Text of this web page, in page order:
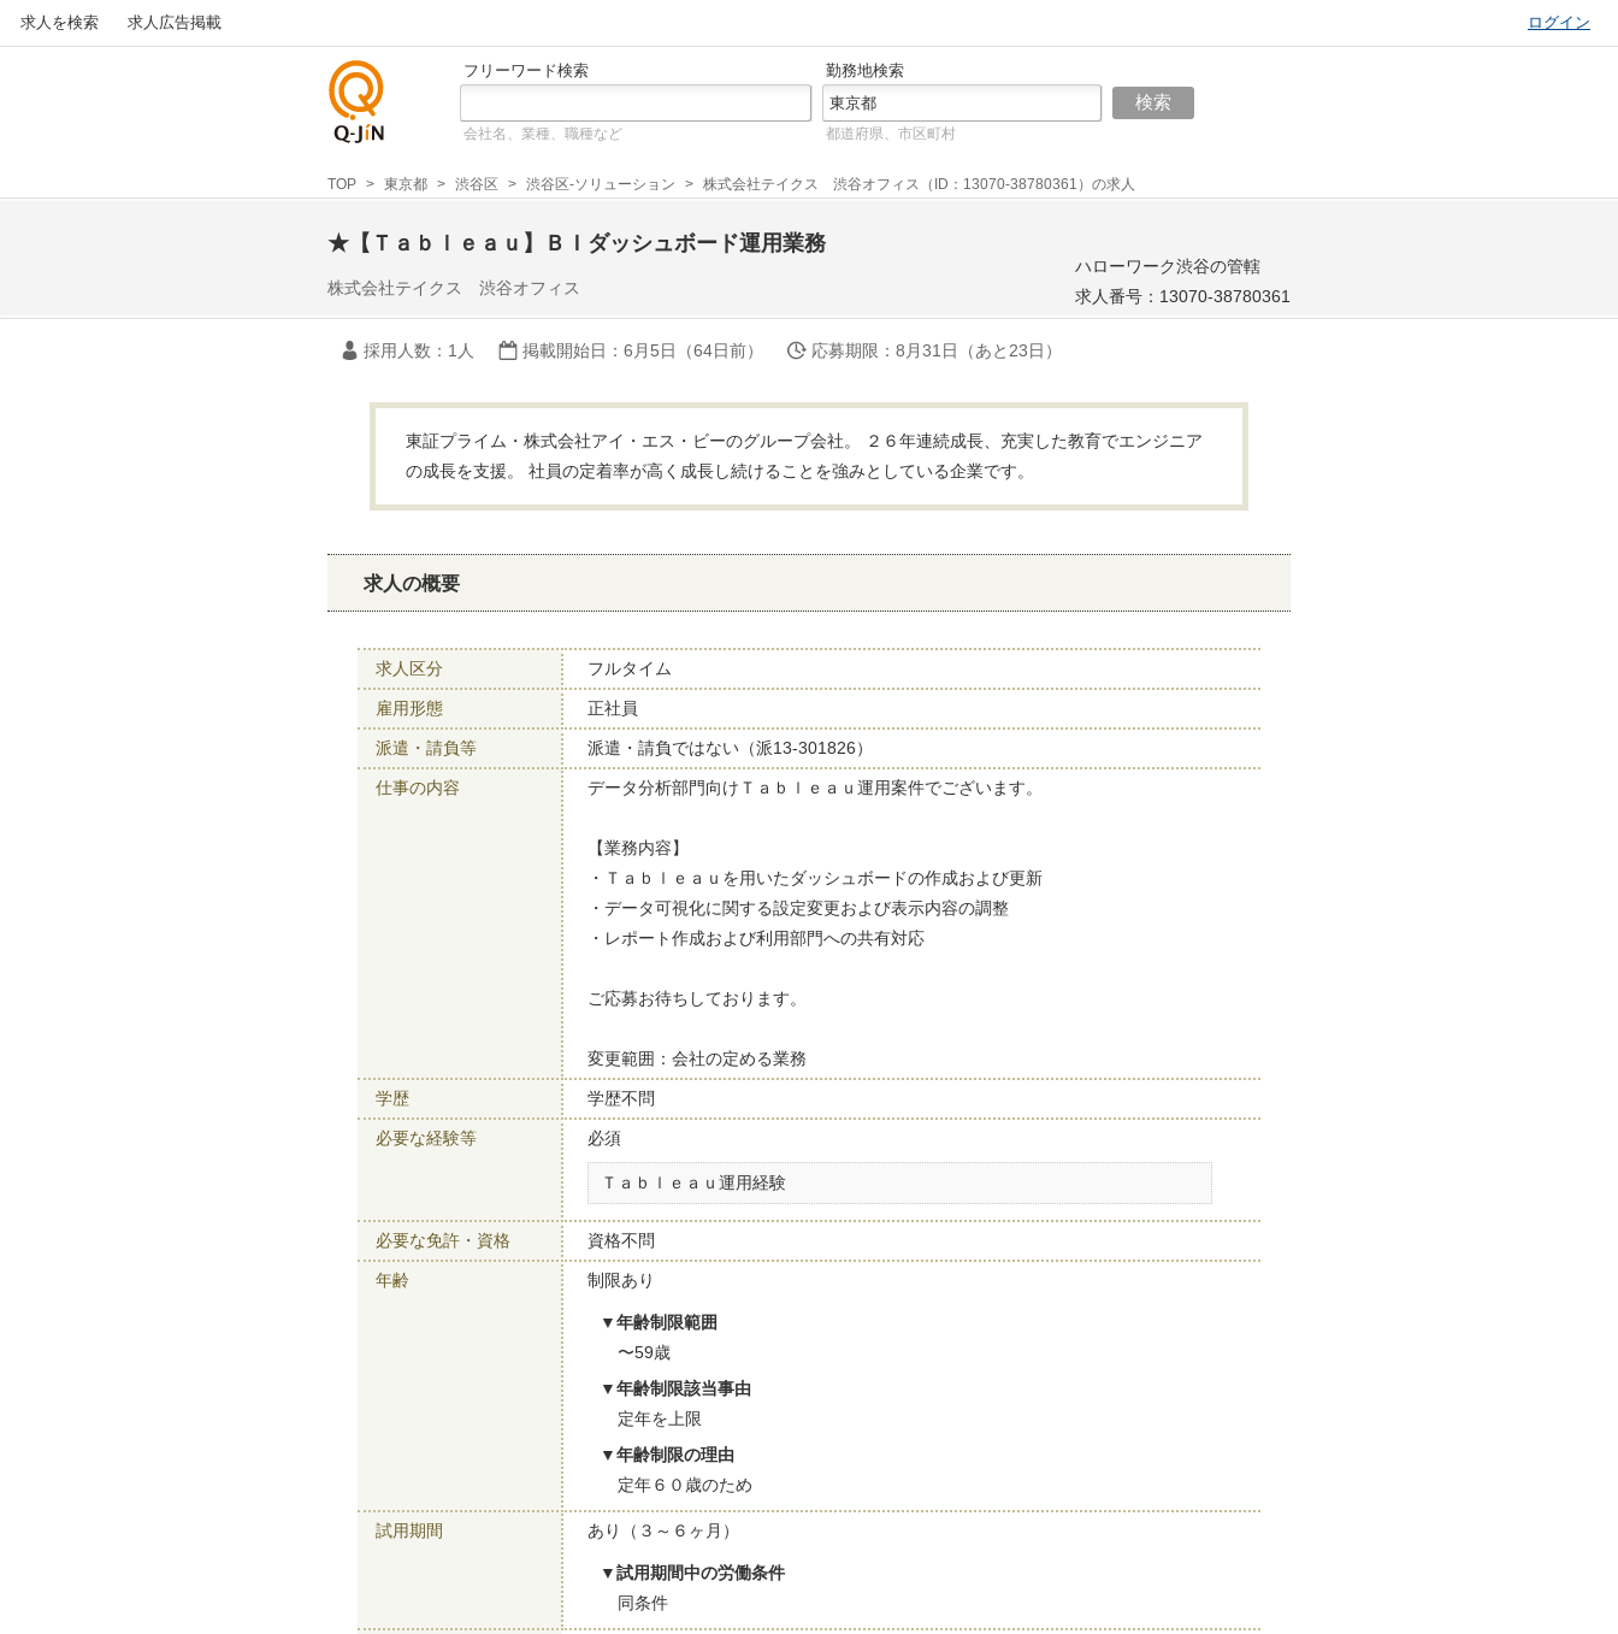
求人を検索 求人広告掲載 ログイン
しの求
人サイ
フリーワード検索 勤務地検索
会社名、業種、職種など 都道府県、市区町村
TOP 東京都 渋谷区 渋谷区-ソリューション 株式会社テイクス 渋谷オフィス（ID：13070-38780361）の求人
★【Ｔａｂｌｅａｕ】ＢＩダッシュボード運用業務
株式会社テイクス 渋谷オフィス
ハローワーク渋谷の管轄
求人番号：13070-38780361
採用人数 ：1人 掲載開始日 ：6月5日（64日前） 応募期限 ：8月31日（あと23日）
東証プライム・株式会社アイ・エス・ビーのグループ会社。 ２６年連続成長、充実した教育でエンジニア
の成長を支援。 社員の定着率が高く成長し続けることを強みとしている企業です。
求人の概要
求人区分 フルタイム
雇用形態 正社員
派遣・請負等 派遣・請負ではない（派13-301826）
仕事の内容 データ分析部門向けＴａｂｌｅａｕ運用案件でございます。
【業務内容】
・Ｔａｂｌｅａｕを用いたダッシュボードの作成および更新
・データ可視化に関する設定変更および表示内容の調整
・レポート作成および利用部門への共有対応
ご応募お待ちしております。
変更範囲：会社の定める業務
学歴 学歴不問
必要な経験等 必須
Ｔａｂｌｅａｕ運用経験
必要な免許・資格 資格不問
年齢 制限あり
年齢制限範囲
〜59歳
年齢制限該当事由
定年を上限
年齢制限の理由
定年６０歳のため
試用期間 あり（３～６ヶ月）
試用期間中の労働条件
同条件